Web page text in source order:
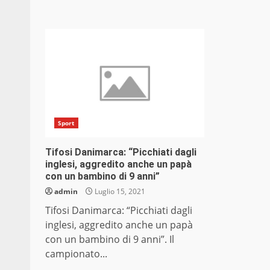
Sport
Tifosi Danimarca: “Picchiati dagli
inglesi, aggredito anche un papà
con un bambino di 9 anni”
admin Luglio 15, 2021
Tifosi Danimarca: “Picchiati dagli
inglesi, aggredito anche un papà
con un bambino di 9 anni”. Il
campionato...